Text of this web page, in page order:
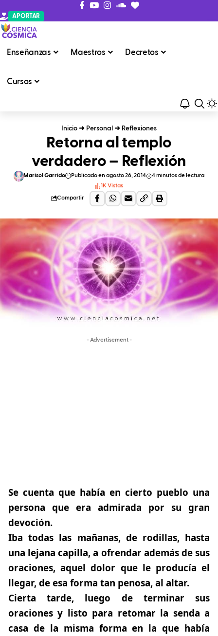
APORTAR
Enseñanzas Maestros Decretos
Cursos
Inicio ➜ Personal ➜ Reflexiones
Retorna al templo
verdadero – Reflexión
Marisol Garrido Publicado en agosto 26, 2014
4 minutos de lectura
1K Vistas
Compartir
- Advertisement -
Se cuenta que había en cierto pueblo una
persona que era admirada por su gran
devoción.
Iba todas las mañanas, de rodillas, hasta
una lejana capilla, a ofrendar además de sus
oraciones, aquel dolor que le producía el
llegar, de esa forma tan penosa, al altar.
Cierta tarde, luego de terminar sus
oraciones y listo para retomar la senda a
casa de la misma forma en la que había